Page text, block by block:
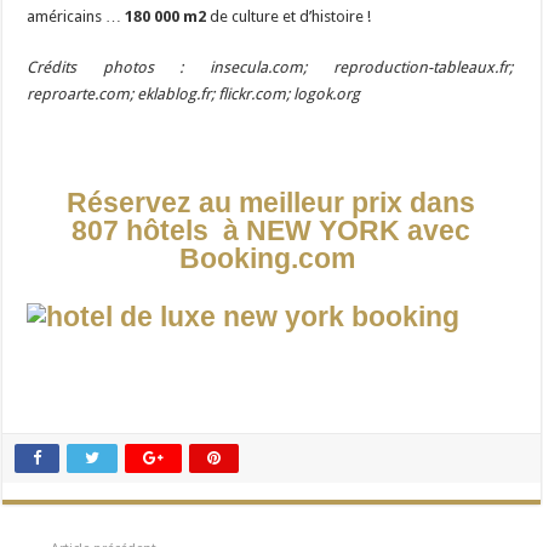
américains …180 000 m2 de culture et d’histoire !
Crédits photos : insecula.com; reproduction-tableaux.fr;
reproarte.com; eklablog.fr; flickr.com; logok.org
Réservez au meilleur prix dans
807 hôtels à NEW YORK avec
Booking.com